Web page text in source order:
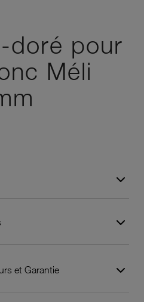
doré pour
Méli
et Garantie